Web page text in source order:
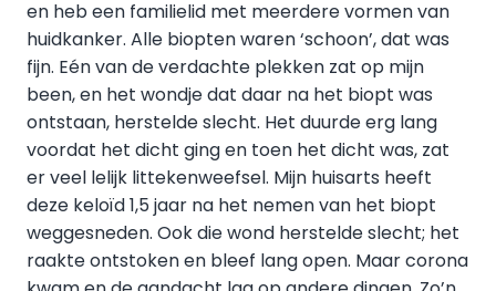
en heb een familielid met meerdere vormen van
huidkanker. Alle biopten waren ‘schoon’, dat was
fijn. Eén van de verdachte plekken zat op mijn
been, en het wondje dat daar na het biopt was
ontstaan, herstelde slecht. Het duurde erg lang
voordat het dicht ging en toen het dicht was, zat
er veel lelijk littekenweefsel. Mijn huisarts heeft
deze keloïd 1,5 jaar na het nemen van het biopt
weggesneden. Ook die wond herstelde slecht; het
raakte ontstoken en bleef lang open. Maar corona